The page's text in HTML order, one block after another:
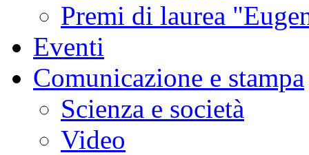
Premi di laurea
Eventi
Comunicazione e stampa
Scienza e società
Video